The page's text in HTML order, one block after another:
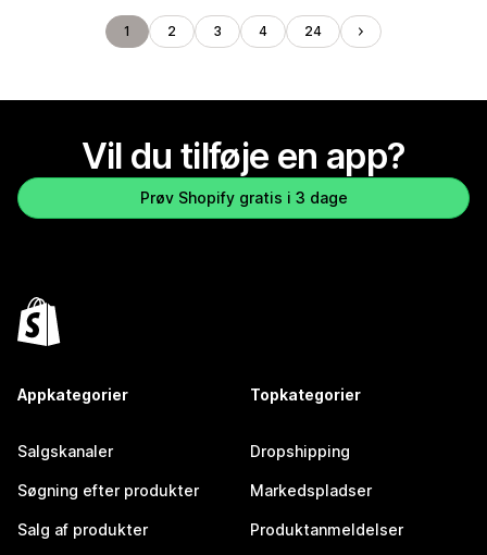
1 2 3 4 24
Vil du tilføje en app?
Prøv Shopify gratis i 3 dage
Appkategorier
Salgskanaler
Søgning efter produkter
Salg af produkter
Topkategorier
Dropshipping
Markedspladser
Produktanmeldelser